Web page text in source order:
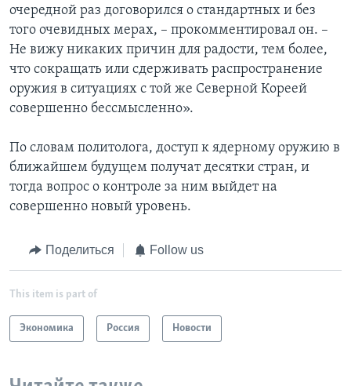
очередной раз договорился о стандартных и без
того очевидных мерах, – прокомментировал он. –
Не вижу никаких причин для радости, тем более,
что сокращать или сдерживать распространение
оружия в ситуациях с той же Северной Кореей
совершенно бессмысленно».
По словам политолога, доступ к ядерному оружию в
ближайшем будущем получат десятки стран, и
тогда вопрос о контроле за ним выйдет на
совершенно новый уровень.
Поделиться Follow us
This item is part of
Экономика Россия Новости